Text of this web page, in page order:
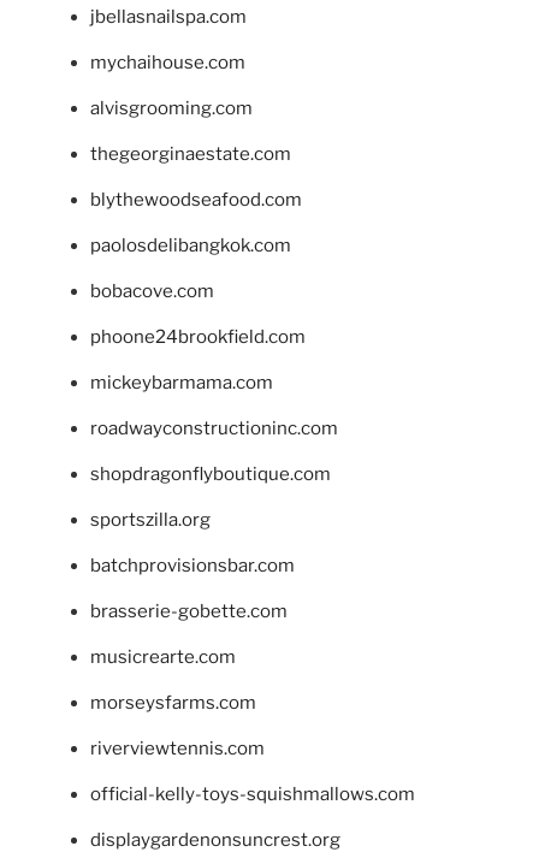
jbellasnailspa.com
mychaihouse.com
alvisgrooming.com
thegeorginaestate.com
blythewoodseafood.com
paolosdelibangkok.com
bobacove.com
phoone24brookfield.com
mickeybarmama.com
roadwayconstructioninc.com
shopdragonflyboutique.com
sportszilla.org
batchprovisionsbar.com
brasserie-gobette.com
musicrearte.com
morseysfarms.com
riverviewtennis.com
official-kelly-toys-squishmallows.com
displaygardenonsuncrest.org